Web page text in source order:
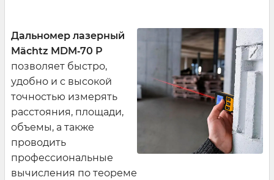
Дальномер лазерный
Mächtz MDM‑70 P
позволяет быстро,
удобно и с высокой
точностью измерять
расстояния, площади,
объемы, а также
проводить
профессиональные
вычисления по теореме